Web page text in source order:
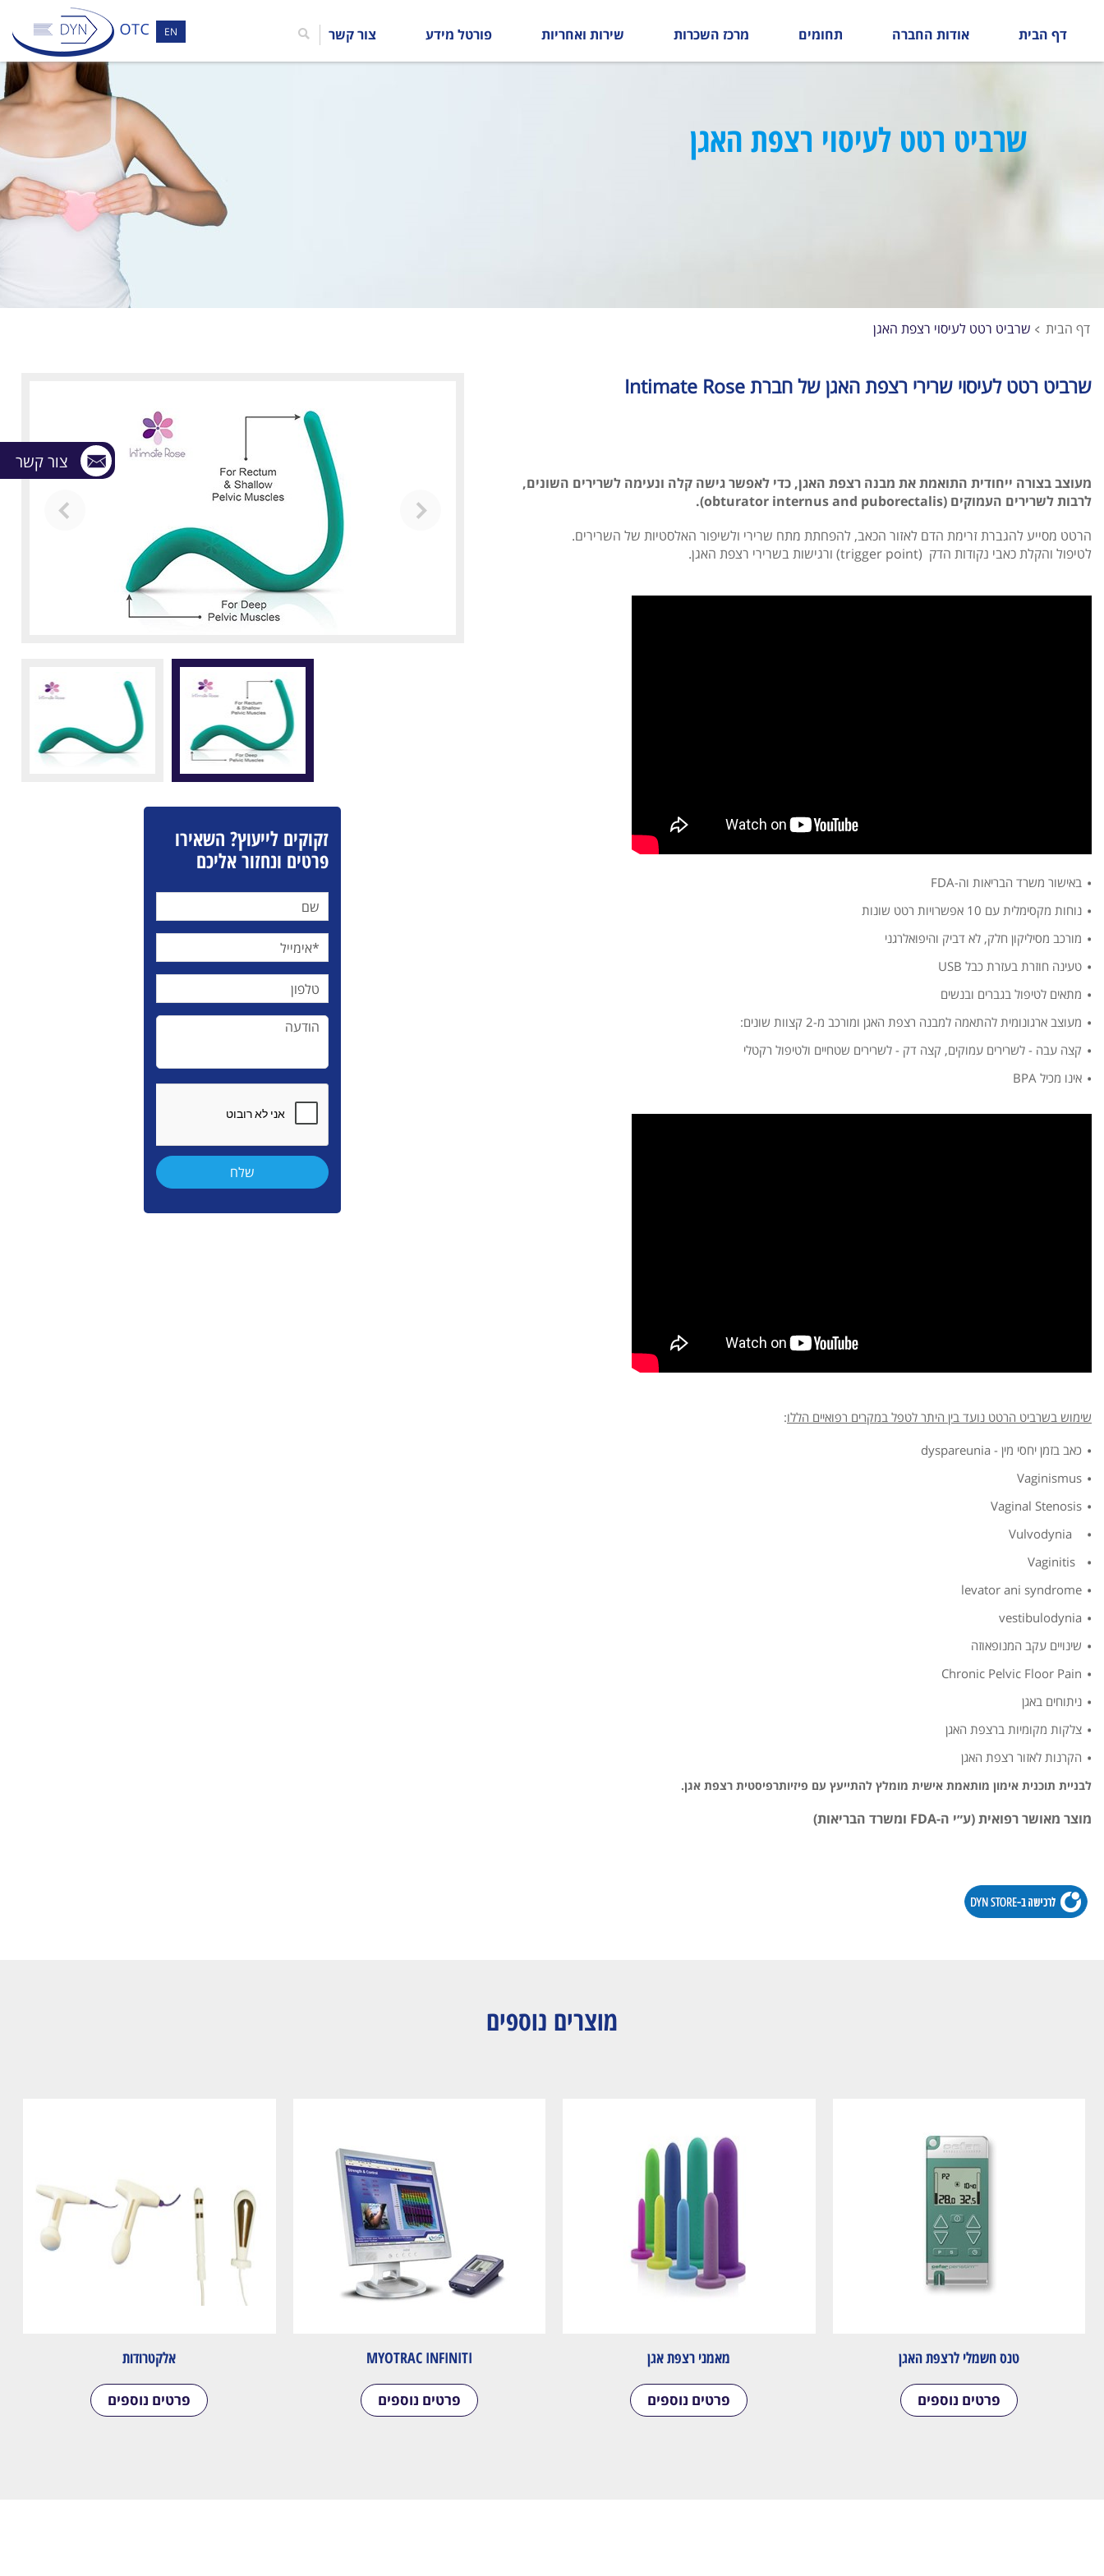
צור קשר
EN דף הבית אודות החברה תחומים מרכז השכרות שירות ואחריות פורטל מידע צור קשר
שרביט רטט לעיסוי רצפת האגן
דף הבית שרביט רטט לעיסוי רצפת האגן
שרביט רטט לעיסוי שרירי רצפת האגן של חברת Intimate Rose
מעוצב בצורה ייחודית התואמת את מבנה רצפת האגן, כדי לאפשר גישה קלה ונעימה לשרירים השונים,
לרבות לשרירים העמוקים (obturator internus and puborectalis).
הרטט מסייע להגברת זרימת הדם לאזור הכאב, להפחתת מתח שרירי ולשיפור האלסטיות של השרירים.
לטיפול והקלת כאבי נקודות הדק (trigger point) ורגישות בשרירי רצפת האגן.
באישור משרד הבריאות וה-FDA
נוחות מקסימלית עם 10 אפשרויות רטט שונות
מורכב מסיליקון חלק, לא דביק והיפואלרגני
טעינה חוזרת בעזרת כבל USB
מתאים לטיפול בגברים ובנשים
מעוצב ארגונומית להתאמה למבנה רצפת האגן ומורכב מ-2 קצוות שונים:
קצה עבה - לשרירים עמוקים, קצה דק - לשרירים שטחיים ולטיפול רקטלי
אינו מכיל BPA
שימוש בשרביט הרטט נועד בין היתר לטפל במקרים רפואיים הללו:
כאב בזמן יחסי מין - dyspareunia
Vaginismus
Vaginal Stenosis
levator ani syndrome
vestibulodynia
שינויים עקב המנופאוזה
Chronic Pelvic Floor Pain
ניתוחים באגן
צלקות מקומיות ברצפת האגן
הקרנות לאזור רצפת האגן
לבניית תוכנית אימון מותאמת אישית מומלץ להתייעץ עם פיזיותרפיסטית רצפת אגן.
מוצר מאושר רפואית (ע״י ה-FDA ומשרד הבריאות)
זקוקים לייעוץ? השאירו
פרטים ונחזור אליכם
מוצרים נוספים
טנס חשמלי לרצפת האגן
פרטים נוספים
מאמני רצפת אגן
פרטים נוספים
MYOTRAC INFINITI
פרטים נוספים
אלקטרודות
פרטים נוספים